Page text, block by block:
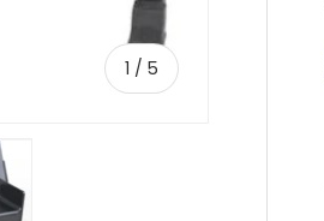
1 /de
5